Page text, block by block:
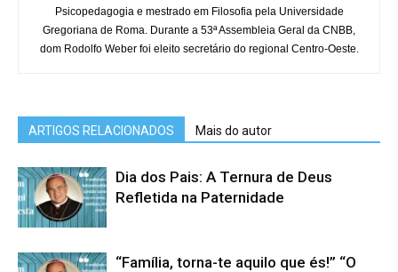
Psicopedagogia e mestrado em Filosofia pela Universidade
Gregoriana de Roma. Durante a 53ª Assembleia Geral da CNBB,
dom Rodolfo Weber foi eleito secretário do regional Centro-Oeste.
ARTIGOS RELACIONADOS Mais do autor
Dia dos Pais: A Ternura de Deus
Refletida na Paternidade
“Família, torna-te aquilo que és!” “O